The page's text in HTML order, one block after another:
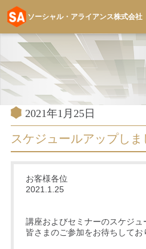
テ
ン
ソーシャル・アライアンス株式会社
投
稿
2021年1月25日
スケジュールアップしま
お客様
2021.1.25
講座およびセミナーのスケジュ
皆さまのご参加をお待ちしてお